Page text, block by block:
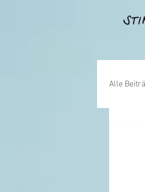
Alle